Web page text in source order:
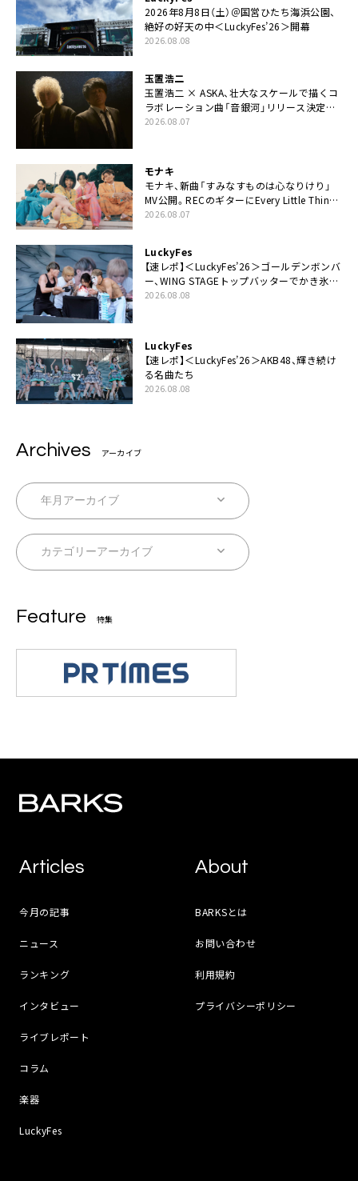
2026年8月8日（土）＠国営ひたち海浜公園、
絶好の好天の中＜LuckyFes’26＞開幕
2026.08.08
玉置浩二
玉置浩二 × ASKA、壮大なスケールで描くコ
ラボレーション曲「音銀河」リリース決定。
カップリングには新曲「命の宿り」収録も
2026.08.07
モナキ
モナキ、新曲「すみなすものは心なりけり」
MV公開。RECのギターにEvery Little Thing・
伊藤一朗参加も
2026.08.07
LuckyFes
【速レポ】＜LuckyFes’26＞ゴールデンボンバ
ー、WING STAGEトップバッターでかき氷爆
食いや瓦割り「みなさん完璧です！」
2026.08.08
LuckyFes
【速レポ】＜LuckyFes’26＞AKB48、輝き続け
る名曲たち
2026.08.08
Archives アーカイブ
Feature 特集
Articles
今月の記事
ニュース
ランキング
インタビュー
ライブレポート
コラム
楽器
LuckyFes
About
BARKSとは
お問い合わせ
利用規約
プライバシーポリシー